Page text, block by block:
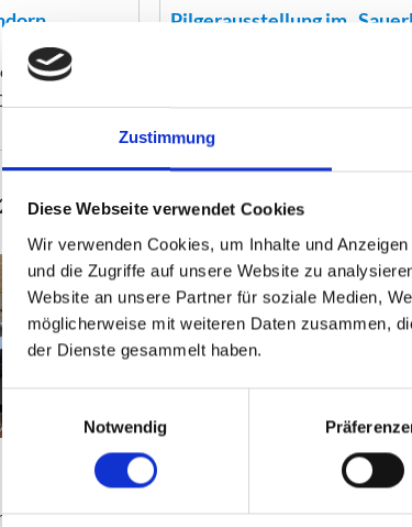
Zustimmung
Diese Webseite verwendet Cookies
Wir verwenden Cookies, um Inhalte und
und die Zugriffe auf unsere Website zu
Website an unsere Partner für soziale Medien,
möglicherweise mit weiteren Daten zusammen,
der Dienste gesammelt haben.
Einwilligungsauswahl
Notwendig